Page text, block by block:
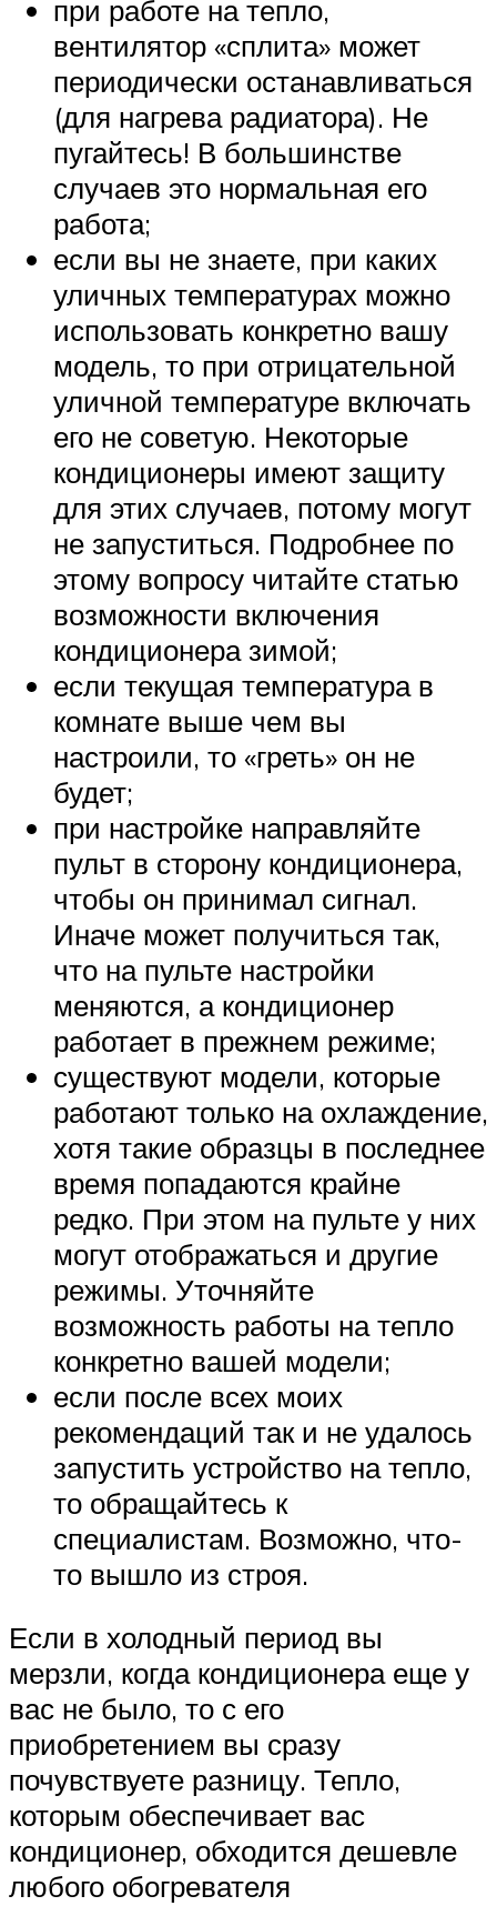
при работе на тепло,
вентилятор «сплита» может
периодически останавливаться
(для нагрева радиатора). Не
пугайтесь! В большинстве
случаев это нормальная его
работа;
если вы не знаете, при каких
уличных температурах можно
использовать конкретно вашу
модель, то при отрицательной
уличной температуре включать
его не советую. Некоторые
кондиционеры имеют защиту
для этих случаев, потому могут
не запуститься. Подробнее по
этому вопросу читайте статью
возможности включения
кондиционера зимой;
если текущая температура в
комнате выше чем вы
настроили, то «греть» он не
будет;
при настройке направляйте
пульт в сторону кондиционера,
чтобы он принимал сигнал.
Иначе может получиться так,
что на пульте настройки
меняются, а кондиционер
работает в прежнем режиме;
существуют модели, которые
работают только на охлаждение,
хотя такие образцы в последнее
время попадаются крайне
редко. При этом на пульте у них
могут отображаться и другие
режимы. Уточняйте
возможность работы на тепло
конкретно вашей модели;
если после всех моих
рекомендаций так и не удалось
запустить устройство на тепло,
то обращайтесь к
специалистам. Возможно, что-
то вышло из строя.
Если в холодный период вы
мерзли, когда кондиционера еще у
вас не было, то с его
приобретением вы сразу
почувствуете разницу. Тепло,
которым обеспечивает вас
кондиционер, обходится дешевле
любого обогревателя